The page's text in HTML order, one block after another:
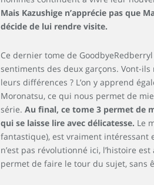
Mais Kazushige n’apprécie pas que
décide de lui rendre visite.
Ce dernier tome de
sentiments des deux garçons. Vont-
leurs différences ? L’on y apprend
Moronatsu, ce qui nous permet de
série. Au final, ce tome 3 permet de
qui se laisse lire avec délicatesse. Le
fantastique), est vraiment intéressant
n’est pas révolutionné ici, l’histoire
permet de faire le tour du sujet, sans